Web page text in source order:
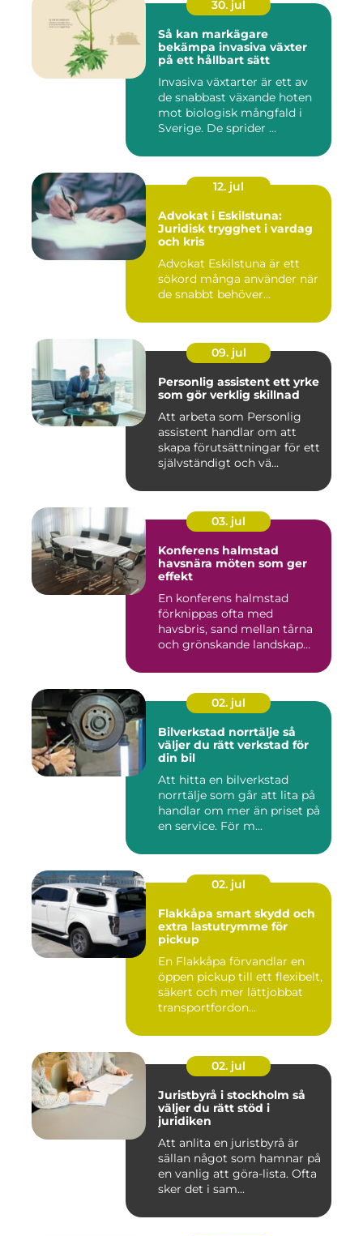
30. jul
Så kan markägare
bekämpa invasiva växter
på ett hållbart sätt
Invasiva växtarter är ett av
de snabbast växande hoten
mot biologisk mångfald i
Sverige. De sprider ...
12. jul
Advokat i Eskilstuna:
Juridisk trygghet i vardag
och kris
Advokat Eskilstuna är ett
sökord många använder när
de snabbt behöver...
09. jul
Personlig assistent ett yrke
som gör verklig skillnad
Att arbeta som Personlig
assistent handlar om att
skapa förutsättningar för ett
självständigt och vä...
03. jul
Konferens halmstad
havsnära möten som ger
effekt
En konferens halmstad
förknippas ofta med
havsbris, sand mellan tårna
och grönskande landskap
02. jul
Bilverkstad norrtälje så
väljer du rätt verkstad för
din bil
Att hitta en bilverkstad
norrtälje som går att lita på
handlar om mer än priset på
en service. För m...
02. jul
Flakkåpa smart skydd och
extra lastutrymme för
pickup
En Flakkåpa förvandlar en
öppen pickup till ett flexibelt,
säkert och mer lättjobbat
transportfordon...
02. jul
Juristbyrå i stockholm så
väljer du rätt stöd i
juridiken
Att anlita en juristbyrå är
sällan något som hamnar på
en vanlig att göra-lista. Ofta
sker det i sam...